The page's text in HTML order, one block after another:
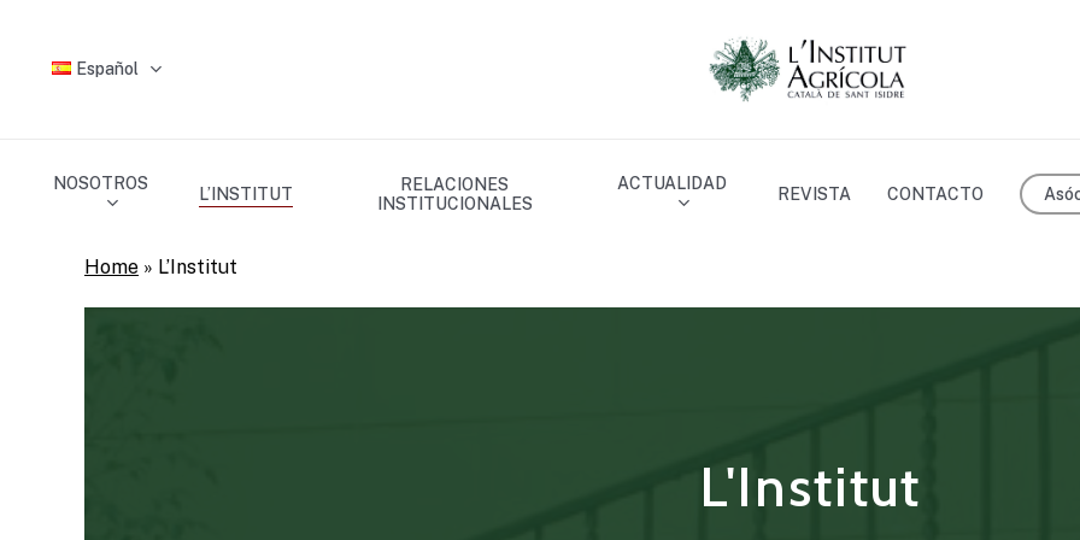
Español
NOSOTROS
L’INSTITUT
RELACIONES
INSTITUCIONALES
ACTUALIDAD
REVISTA CONTACTO
Home » L’Institut
L'Institut